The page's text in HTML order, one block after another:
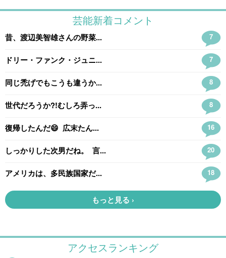
アクセスランキング